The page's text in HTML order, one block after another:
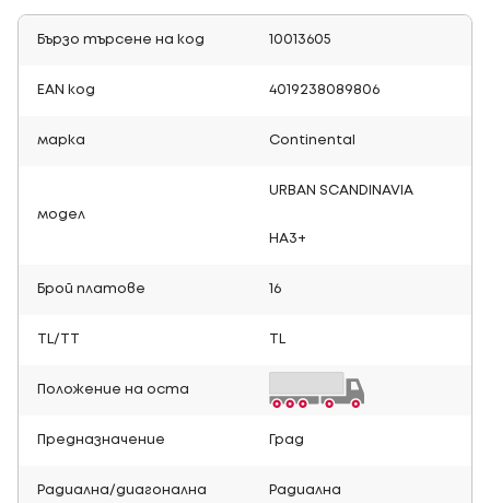
Бързо търсене на код 10013605
EAN код 4019238089806
марка Continental
модел
URBAN SCANDINAVIA
HA3+
Брой платове 16
TL/TT
Положение на оста
Предназначение Град
Радиална/диагонална Радиална